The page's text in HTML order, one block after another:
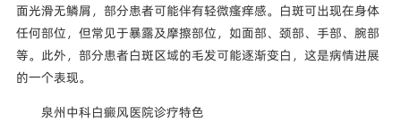
面光滑无鳞屑，部分患者可能伴有轻微瘙痒感。白斑可出现在身体
任何部位，但常见于暴露及摩擦部位，如面部、颈部、手部、腕部
等。此外，部分患者白斑区域的毛发可能逐渐变白，这是病情进展
的一个表现。
泉州中科白癜风医院诊疗特色